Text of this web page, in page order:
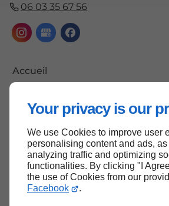
Your privacy is our
We use Cookies to improve user
personalising content and ads,
analyzing traffic and optimizing
functionalities. By clicking "I
the use of Cookies from our
Facebook
.
06 03 35 67 56
Accueil
Mentions légales
Plan du site
Haut de